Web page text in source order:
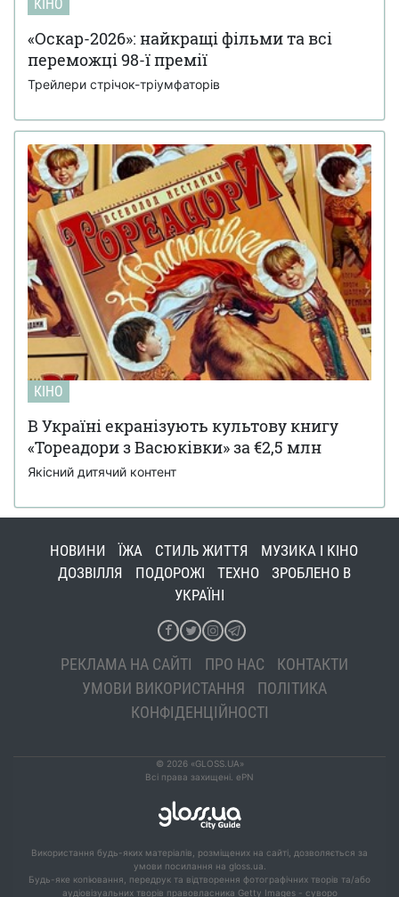
КІНО
«Оскар-2026»: найкращі фільми та всі
переможці 98-ї премії
Трейлери стрічок-тріумфаторів
КІНО
В Україні екранізують культову книгу
«Тореадори з Васюківки» за €2,5 млн
Якісний дитячий контент
НОВИНИ ЇЖА СТИЛЬ ЖИТТЯ
МУЗИКА І КІНО
ДОЗВІЛЛЯ
ПОДОРОЖІ ТЕХНО
ЗРОБЛЕНО В
УКРАЇНІ
РЕКЛАМА НА САЙТІ ПРО НАС
КОНТАКТИ
УМОВИ ВИКОРИСТАННЯ
ПОЛІТИКА
КОНФІДЕНЦІЙНОСТІ
© 2026 «GLOSS.UA»
Всі права захищені. ePN
Використання будь-яких матеріалів, розміщених на сайті, дозволяється за
умови посилання на gloss.ua.
Будь-яке копіювання, передрук та відтворення фотографічних творів та/або
аудіовізуальних творів правовласника Getty Images - суворо